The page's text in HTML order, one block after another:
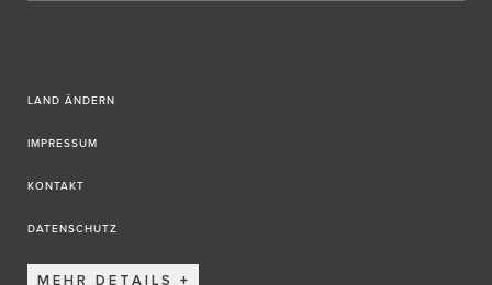
LAND ÄNDERN
IMPRESSUM
KONTAKT
DATENSCHUTZ
MEHR DETAILS